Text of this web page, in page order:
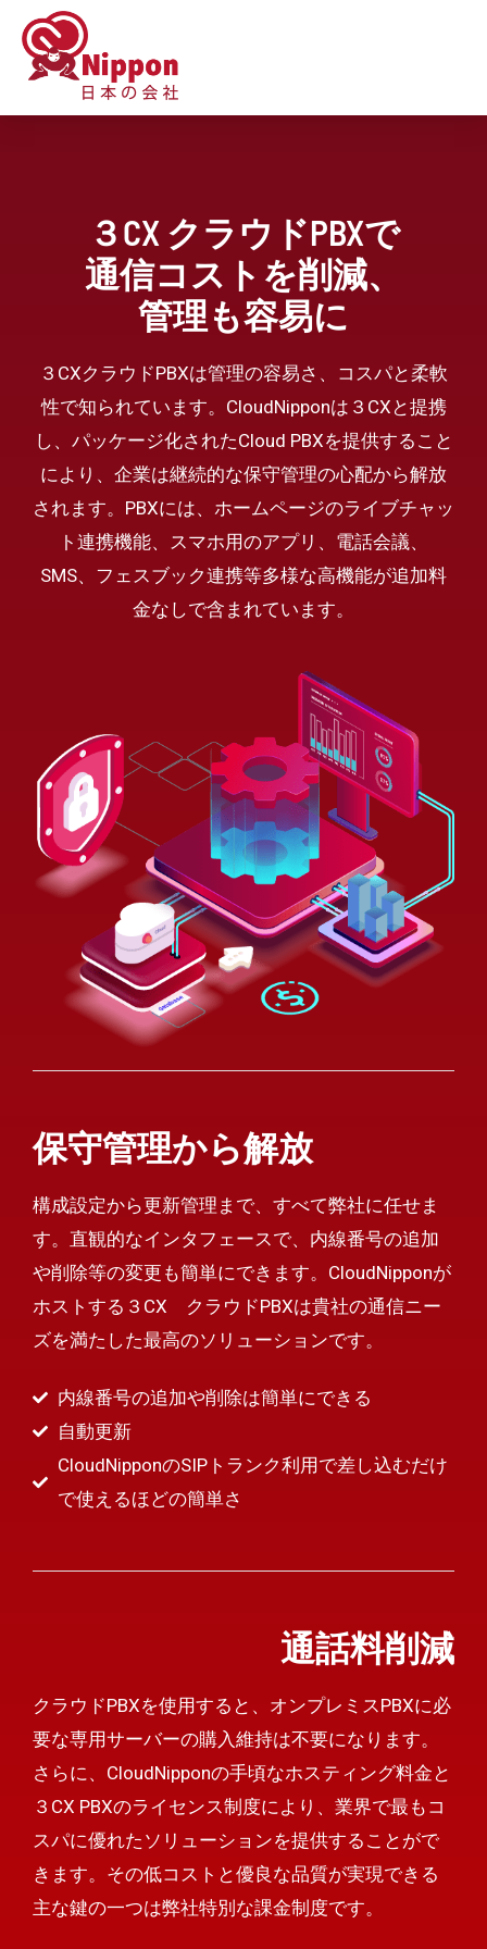
３CX クラウドPBXで
通信コストを削減、
管理も容易に
３CXクラウドPBXは管理の容易さ、コスパと柔軟
性で知られています。CloudNipponは３CXと提携
し、パッケージ化されたCloud PBXを提供すること
により、企業は継続的な保守管理の心配から解放
されます。PBXには、ホームページのライブチャッ
ト連携機能、スマホ用のアプリ、電話会議、
SMS、フェスブック連携等多様な高機能が追加料
金なしで含まれています。
保守管理から解放
構成設定から更新管理まで、すべて弊社に任せま
す。直観的なインタフェースで、内線番号の追加
や削除等の変更も簡単にできます。CloudNipponが
ホストする３CX クラウドPBXは貴社の通信ニー
ズを満たした最高のソリューションです。
内線番号の追加や削除は簡単にできる
自動更新
CloudNipponのSIPトランク利用で差し込むだけ
で使えるほどの簡単さ
通話料削減
クラウドPBXを使用すると、オンプレミスPBXに必
要な専用サーバーの購入維持は不要になります。
さらに、CloudNipponの手頃なホスティング料金と
３CX PBXのライセンス制度により、業界で最もコ
スパに優れたソリューションを提供することがで
きます。その低コストと優良な品質が実現できる
主な鍵の一つは弊社特別な課金制度です。